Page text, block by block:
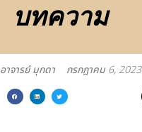
บทความ
อาจารย์ มุกดา กรกฎาคม 6, 2023